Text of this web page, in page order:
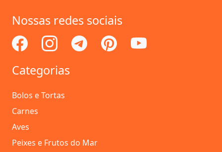
Nossas redes sociais
Categorias
Bolos e Tortas
Carnes
Aves
Peixes e Frutos do Mar